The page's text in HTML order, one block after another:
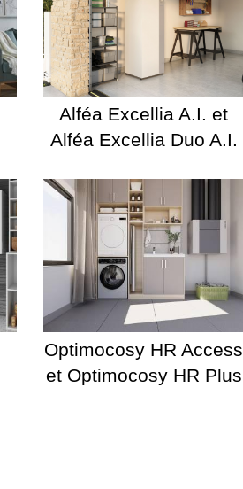
Alféa Excellia A.I. et
Alféa Excellia Duo A.I.
Optimocosy HR Access
et Optimocosy HR Plus